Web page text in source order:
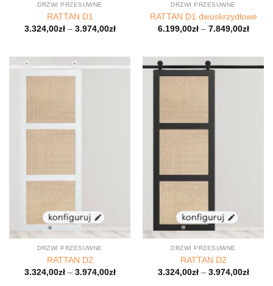
DRZWI PRZESUWNE
RATTAN D1
3.324,00zł– 3.974,00zł
DRZWI PRZESUWNE
RATTAN D1 dwuskrzydłowe
6.199,00zł– 7.849,00zł
DRZWI PRZESUWNE
RATTAN D2
3.324,00zł– 3.974,00zł
DRZWI PRZESUWNE
RATTAN D2
3.324,00zł– 3.974,00zł